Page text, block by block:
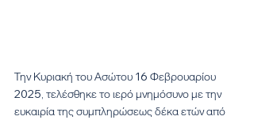
Την Κυριακή του Ασώτου 16 Φεβρουαρίου
2025, τελέσθηκε το ιερό μνημόσυνο με την
ευκαιρία της συμπληρώσεως δέκα ετών από